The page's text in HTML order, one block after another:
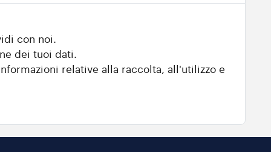
con noi.
dei tuoi dati.
relative alla raccolta, all'utilizzo e